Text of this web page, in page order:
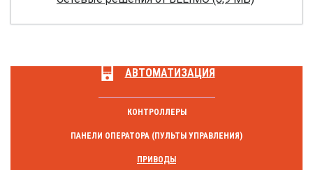
АВТОМАТИЗАЦИЯ
КОНТРОЛЛЕРЫ
ПАНЕЛИ ОПЕРАТОРА (ПУЛЬТЫ УПРАВЛЕНИЯ)
ПРИВОДЫ